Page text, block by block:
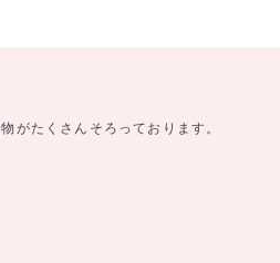
がたくさんそろっております。